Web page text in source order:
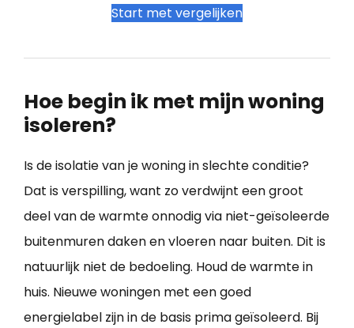
Start met vergelijken
Hoe begin ik met mijn woning
isoleren?
Is de isolatie van je woning in slechte conditie?
Dat is verspilling, want zo verdwijnt een groot
deel van de warmte onnodig via niet-geïsoleerde
buitenmuren daken en vloeren naar buiten. Dit is
natuurlijk niet de bedoeling. Houd de warmte in
huis. Nieuwe woningen met een goed
energielabel zijn in de basis prima geïsoleerd. Bij